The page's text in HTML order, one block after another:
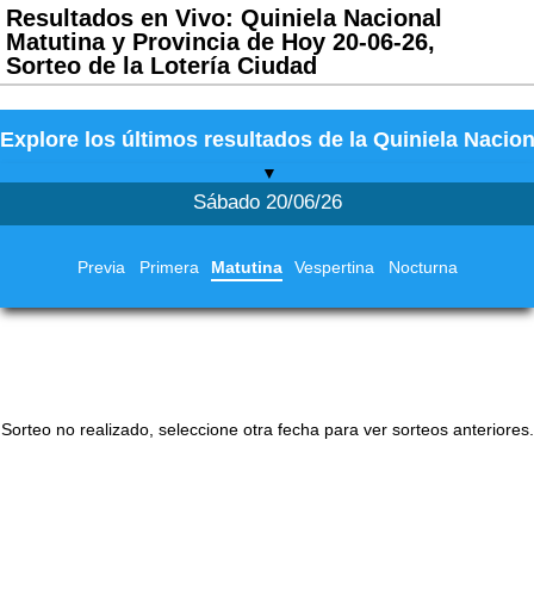
Resultados en Vivo: Quiniela Nacional
Matutina y Provincia de Hoy 20-06-26,
Sorteo de la Lotería Ciudad
Explore los últimos resultados de la Quiniela
▼
Sábado 20/06/26
Previa Primera Matutina Vespertina Nocturna
Sorteo no realizado, seleccione otra fecha para ver sorteos anteriores.